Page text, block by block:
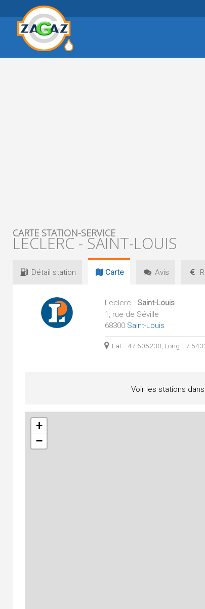
CARTE STATION-SERVICE
LECLERC - SAINT-LOUIS
Détail station Carte Avis
Leclerc - Saint-Louis
1, rue de Séville
68300 Saint-Louis
Lat. : 47.605230, Long. :
Voir les stations
+
−